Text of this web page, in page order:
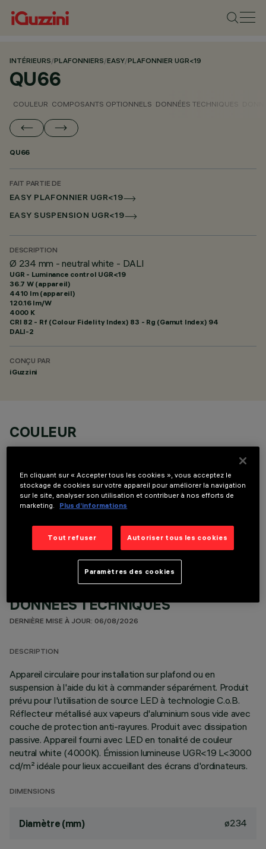
INTÉRIEURS/PLAFONNIERS/EASY/PLAFONNIER UGR<19
QU66
COULEUR COMPOSANTS OPTIONNELS DONNÉES TECHNIQUES
QU66
FAIT PARTIE DE
EASY PLAFONNIER UGR<19
EASY SUSPENSION UGR<19
DESCRIPTION
Ø 234 mm - neutral white - DALI
UGR - Luminance control UGR<19
36.7 W (appareil)
4410 lm (appareil)
120.16 lm/W
4000 K
CRI 82 - Rf (Colour Fidelity Index) 83 - Rg (Gamut Index) 94
DALI-2
CONÇU PAR
iGuzzini
COULEUR
DONNÉES TECHNIQUES
DERNIÈRE MISE À JOUR: 06/08/2026
DESCRIPTION
Appareil circulaire pour installation sur plafond ou en
suspension à l'aide du kit à commander séparément. Produit
prévu pour l'utilisation de source LED à technologie C.o.B.
Réflecteur métallisé aux vapeurs d'aluminium sous vide avec
couche de protection anti-rayures. Produit avec dissipation
passive. Appareil fourni avec LED en tonalité de couleur
neutral white (4000K). Émission lumineuse UGR<19 L<3000
cd/m² idéale pour lieux accueillant des écrans d'ordinateurs.
DIMENSIONS
Diamètre (mm) ø234
En cliquant sur « Accepter tous les cookies », vous acceptez le
stockage de cookies sur votre appareil pour améliorer la navigation
sur le site, analyser son utilisation et contribuer à nos efforts de
marketing.
Plus d’informations
Tout refuser Autoriser tous les cookies
Paramètres des cookies